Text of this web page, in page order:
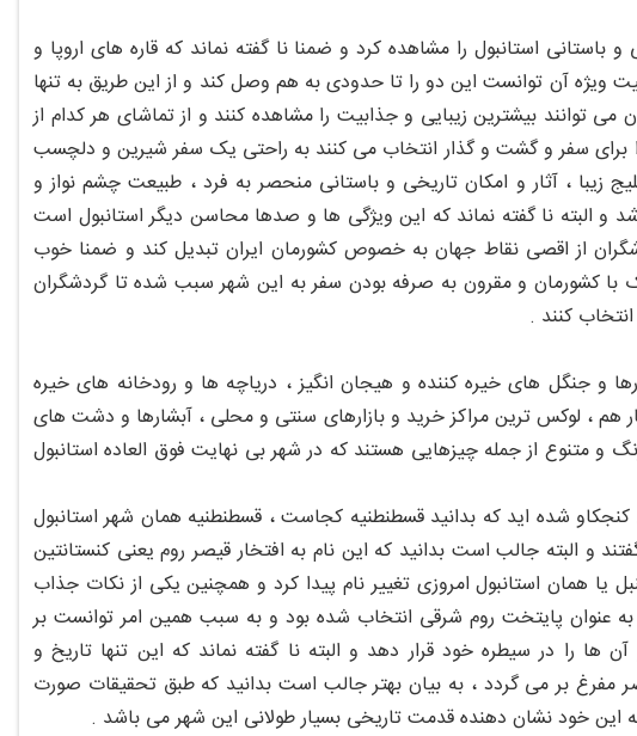
استانبول را مشاهده کرد و ضمنا نا گفته نماند که قاره های اروپا و
ویژه آن توانست این دو را تا حدودی به هم وصل کند و از این طریق به تنها
توانند بیشترین زیبایی و جذابیت را مشاهده کنند و از تماشای هر کدام از
برای سفر و گشت و گذار انتخاب می کنند به راحتی یک سفر شیرین و دلچسب
زیبا ، آثار و امکان تاریخی و باستانی منحصر به فرد ، طبیعت چشم نواز و
و البته نا گفته نماند که این ویژگی ها و صدها محاسن دیگر استانبول است
از اقصی نقاط جهان به خصوص کشورمان ایران تبدیل کند و ضمنا خوب
با کشورمان و مقرون به صرفه بودن سفر به این شهر سبب شده تا گردشگران
کنند .
و جنگل های خیره کننده و هیجان انگیز ، دریاچه ها و رودخانه های خیره
هم ، لوکس ترین مراکز خرید و بازارهای سنتی و محلی ، آبشارها و دشت های
و متنوع از جمله چیزهایی هستند که در شهر بی نهایت فوق العاده استانبول
کنجکاو شده اید که بدانید قسطنطنیه کجاست ، قسطنطنیه همان شهر استانبول
و البته جالب است بدانید که این نام به افتخار قیصر روم یعنی کنستانتین
یا همان استانبول امروزی تغییر نام پیدا کرد و همچنین یکی از نکات جذاب
عنوان پایتخت روم شرقی انتخاب شده بود و به سبب همین امر توانست بر
را در سیطره خود قرار دهد و البته نا گفته نماند که این تنها تاریخ و
مفرغ بر می گردد ، به بیان بهتر جالب است بدانید که طبق تحقیقات صورت
خود نشان دهنده قدمت تاریخی بسیار طولانی این شهر می باشد .